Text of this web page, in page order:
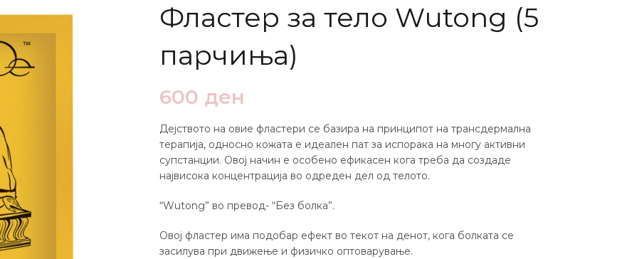
Фластер за тело Wutong (5
парчиња)
600 ден
Дејството на овие фластери се базира на принципот на трансдермална
терапија, односно кожата е идеален пат за испорака на многу активни
супстанции. Овој начин е особено ефикасен кога треба да создаде
највисока концентрација во одреден дел од телото.
“Wutong” во превод- “Без болка”.
Овој фластер има подобар ефект во текот на денот, кога болката се
засилува при движење и физичко оптоварување.